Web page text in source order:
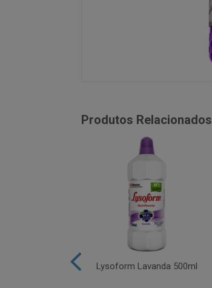
Produtos Relacionados
Lysoform Lavanda 500ml